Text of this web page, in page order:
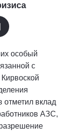
особый
с
отметил вклад
АЗС,